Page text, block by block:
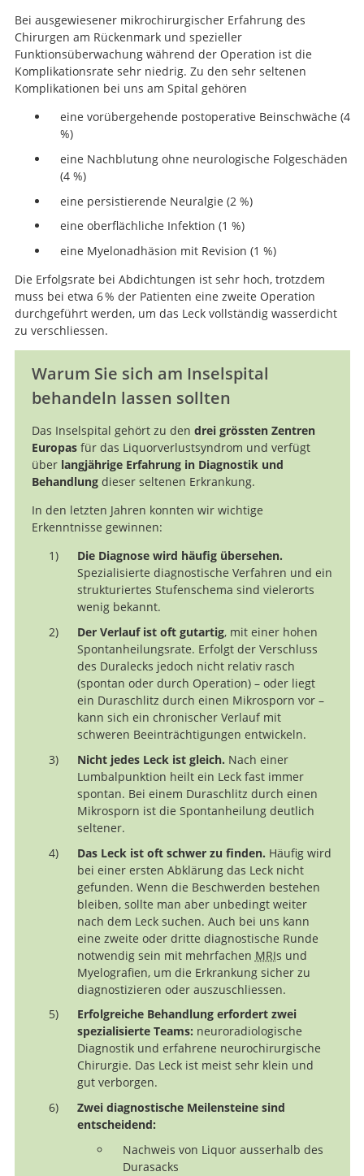
Bei ausgewiesener mikrochirurgischer Erfahrung des
Chirurgen am Rückenmark und spezieller
Funktionsüberwachung während der Operation ist die
Komplikationsrate sehr niedrig. Zu den sehr seltenen
Komplikationen bei uns am Spital gehören
eine vorübergehende postoperative Beinschwäche (4
%)
eine Nachblutung ohne neurologische Folgeschäden
(4 %)
eine persistierende Neuralgie (2 %)
eine oberflächliche Infektion (1 %)
eine Myelonadhäsion mit Revision (1 %)
Die Erfolgsrate bei Abdichtungen ist sehr hoch, trotzdem
muss bei etwa 6 % der Patienten eine zweite Operation
durchgeführt werden, um das Leck vollständig wasserdicht
zu verschliessen.
Warum Sie sich am Inselspital
behandeln lassen sollten
Das Inselspital gehört zu den drei grössten Zentren
Europasfür das Liquorverlustsyndrom und verfügt
über langjährige Erfahrung in Diagnostik und
Behandlung dieser seltenen Erkrankung.
In den letzten Jahren konnten wir wichtige
Erkenntnisse gewinnen:
Die Diagnose wird häufig übersehen.
Spezialisierte diagnostische Verfahren und ein
strukturiertes Stufenschema sind vielerorts
wenig bekannt.
Der Verlauf ist oft gutartig, mit einer hohen
Spontanheilungsrate. Erfolgt der Verschluss
des Duralecks jedoch nicht relativ rasch
(spontan oder durch Operation) – oder liegt
ein Duraschlitz durch einen Mikrosporn vor –
kann sich ein chronischer Verlauf mit
schweren Beeinträchtigungen entwickeln.
Nicht jedes Leck ist gleich. Nach einer
Lumbalpunktion heilt ein Leck fast immer
spontan. Bei einem Duraschlitz durch einen
Mikrosporn ist die Spontanheilung deutlich
seltener.
Das Leck ist oft schwer zu finden. Häufig wird
bei einer ersten Abklärung das Leck nicht
gefunden. Wenn die Beschwerden bestehen
bleiben, sollte man aber unbedingt weiter
nach dem Leck suchen. Auch bei uns kann
eine zweite oder dritte diagnostische Runde
notwendig sein mit mehrfachen MRIs und
Myelografien, um die Erkrankung sicher zu
diagnostizieren oder auszuschliessen.
Erfolgreiche Behandlung erfordert zwei
spezialisierte Teams: neuroradiologische
Diagnostik und erfahrene neurochirurgische
Chirurgie. Das Leck ist meist sehr klein und
gut verborgen.
Zwei diagnostische Meilensteine sind
entscheidend:
Nachweis von Liquor ausserhalb des
Durasacks